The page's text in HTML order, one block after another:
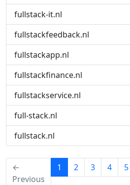
fullstack-it.nl
fullstackfeedback.nl
fullstackapp.nl
fullstackfinance.nl
fullstackservice.nl
full-stack.nl
fullstack.nl
←
Previous
1 (current)
2 3 4 5